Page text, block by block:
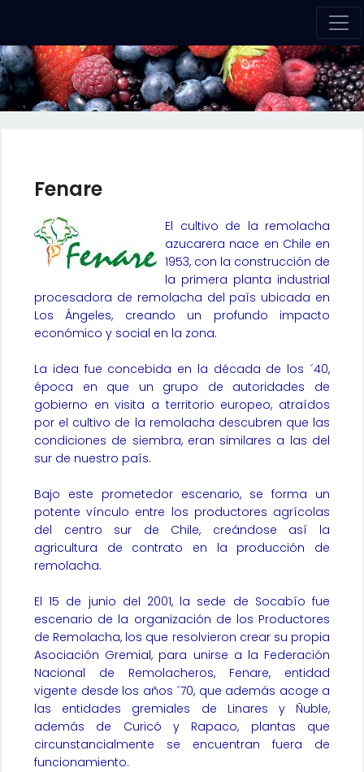
Fenare
El cultivo de la remolacha
azucarera nace en Chile en
1953, con la construcción de
la primera planta industrial
procesadora de remolacha del país ubicada en
Los Ángeles, creando un profundo impacto
económico y social en la zona.
La idea fue concebida en la década de los ´40,
época en que un grupo de autoridades de
gobierno en visita a territorio europeo, atraídos
por el cultivo de la remolacha descubren que las
condiciones de siembra, eran similares a las del
sur de nuestro país.
Bajo este prometedor escenario, se forma un
potente vínculo entre los productores agrícolas
del centro sur de Chile, creándose así la
agricultura de contrato en la producción de
remolacha.
El 15 de junio del 2001, la sede de Socabío fue
escenario de la organización de los Productores
de Remolacha, los que resolvieron crear su propia
Asociación Gremial, para unirse a la Federación
Nacional de Remolacheros, Fenare, entidad
vigente desde los años ´70, que además acoge a
las entidades gremiales de Linares y Ñuble,
además de Curicó y Rapaco, plantas que
circunstancialmente se encuentran fuera de
funcionamiento.